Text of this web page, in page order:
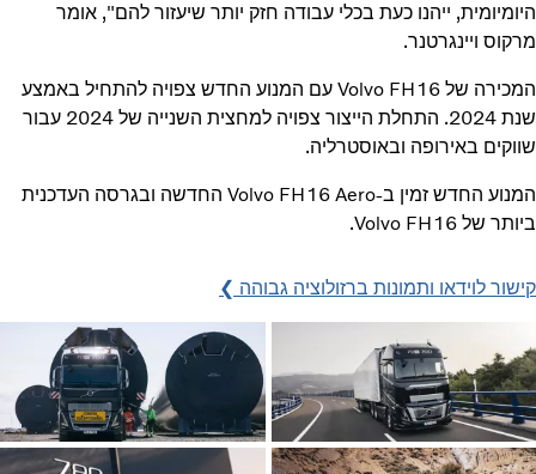
היומיומית, ייהנו כעת בכלי עבודה חזק יותר שיעזור להם", אומר
מרקוס ויינגרטנר.
המכירה של Volvo FH16 עם המנוע החדש צפויה להתחיל באמצע
שנת 2024. התחלת הייצור צפויה למחצית השנייה של 2024 עבור
שווקים באירופה ובאוסטרליה.
המנוע החדש זמין ב-Volvo FH16 Aero החדשה ובגרסה העדכנית
ביותר של Volvo FH16.
קישור לוידאו ותמונות ברזולוציה גבוהה ❯